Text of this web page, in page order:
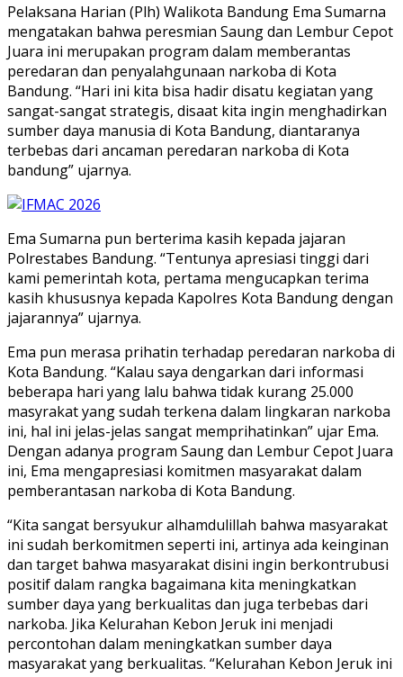
Pelaksana Harian (Plh) Walikota Bandung Ema Sumarna
mengatakan bahwa peresmian Saung dan Lembur Cepot
Juara ini merupakan program dalam memberantas
peredaran dan penyalahgunaan narkoba di Kota
Bandung. “Hari ini kita bisa hadir disatu kegiatan yang
sangat-sangat strategis, disaat kita ingin menghadirkan
sumber daya manusia di Kota Bandung, diantaranya
terbebas dari ancaman peredaran narkoba di Kota
bandung” ujarnya.
Ema Sumarna pun berterima kasih kepada jajaran
Polrestabes Bandung. “Tentunya apresiasi tinggi dari
kami pemerintah kota, pertama mengucapkan terima
kasih khususnya kepada Kapolres Kota Bandung dengan
jajarannya” ujarnya.
Ema pun merasa prihatin terhadap peredaran narkoba di
Kota Bandung. “Kalau saya dengarkan dari informasi
beberapa hari yang lalu bahwa tidak kurang 25.000
masyrakat yang sudah terkena dalam lingkaran narkoba
ini, hal ini jelas-jelas sangat memprihatinkan” ujar Ema.
Dengan adanya program Saung dan Lembur Cepot Juara
ini, Ema mengapresiasi komitmen masyarakat dalam
pemberantasan narkoba di Kota Bandung.
“Kita sangat bersyukur alhamdulillah bahwa masyarakat
ini sudah berkomitmen seperti ini, artinya ada keinginan
dan target bahwa masyarakat disini ingin berkontrubusi
positif dalam rangka bagaimana kita meningkatkan
sumber daya yang berkualitas dan juga terbebas dari
narkoba. Jika Kelurahan Kebon Jeruk ini menjadi
percontohan dalam meningkatkan sumber daya
masyarakat yang berkualitas. “Kelurahan Kebon Jeruk ini